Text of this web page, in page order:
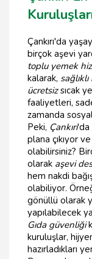
Çankırı'da
birçok aşevi
toplu yemek
kalarak,
ücretsizsıcak
faaliyetleri,
zamanda
Peki, Çankırı'da
plana çıkıyor
olabilirsiniz?
olarak aşevi
hem nakdi
olabiliyor.
gönüllü olarak
yapılabilecek
Gıda güvenliği
kuruluşlar,
hazırladıkları